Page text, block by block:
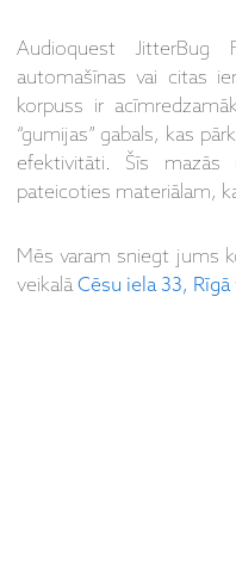
Audioquest JitterBug
automašīnas vai citas
korpuss ir
“gumijas” gabals, kas
efektivitāti. Šīs mazās
pateicoties materiālam,
Mēs varam sniegt jums
veikalāCēsu iela 33, Rīgā